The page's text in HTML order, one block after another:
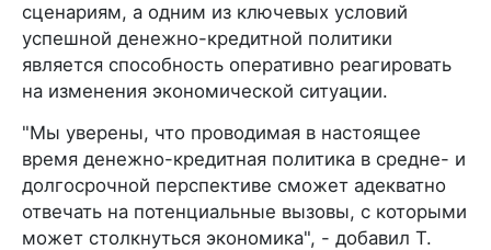
сценариям, а одним из ключевых условий
успешной денежно-кредитной политики
является способность оперативно реагировать
на изменения экономической ситуации.
"Мы уверены, что проводимая в настоящее
время денежно-кредитная политика в средне- и
долгосрочной перспективе сможет адекватно
отвечать на потенциальные вызовы, с которыми
может столкнуться экономика", - добавил Т.